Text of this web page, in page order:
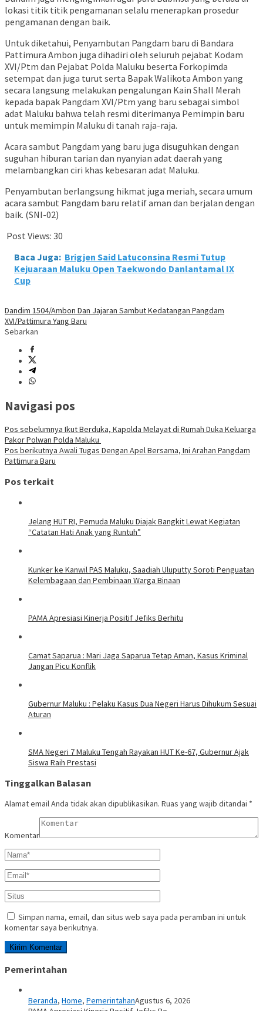
lokasi titik titik pengamanan selalu menerapkan prosedur
pengamanan dengan baik.
Untuk diketahui, Penyambutan Pangdam baru di Bandara
Pattimura Ambon juga dihadiri oleh seluruh pejabat Kodam
XVI/Ptm dan Pejabat Polda Maluku beserta Forkopimda
setempat dan juga turut serta Bapak Walikota Ambon yang
secara langsung melakukan pengalungan Kain Shall Merah
kepada bapak Pangdam XVI/Ptm yang baru sebagai simbol
adat Maluku bahwa telah resmi diterimanya Pemimpin baru
untuk memimpin Maluku di tanah raja-raja.
Acara sambut Pangdam yang baru juga disuguhkan dengan
suguhan hiburan tarian dan nyanyian adat daerah yang
melambangkan ciri khas kebesaran adat Maluku.
Penyambutan berlangsung hikmat juga meriah, secara umum
acara sambut Pangdam baru relatif aman dan berjalan dengan
baik. (SNI-02)
Post Views: 30
Baca Juga: Brigjen Said Latuconsina Resmi Tutup
Kejuaraan Maluku Open Taekwondo Danlantamal IX
Cup
Dandim 1504/Ambon Dan Jajaran Sambut Kedatangan Pangdam
XVI/Pattimura Yang Baru
Sebarkan
Navigasi pos
Pos sebelumnya Ikut Berduka, Kapolda Melayat di Rumah Duka Keluarga
Pakor Polwan Polda Maluku
Pos berikutnya Awali Tugas Dengan Apel Bersama, Ini Arahan Pangdam
Pattimura Baru
Pos terkait
Jelang HUT RI, Pemuda Maluku Diajak Bangkit Lewat Kegiatan
“Catatan Hati Anak yang Runtuh”
Kunker ke Kanwil PAS Maluku, Saadiah Uluputty Soroti Penguatan
Kelembagaan dan Pembinaan Warga Binaan
PAMA Apresiasi Kinerja Positif Jefiks Berhitu
Camat Saparua : Mari Jaga Saparua Tetap Aman, Kasus Kriminal
Jangan Picu Konflik
Gubernur Maluku : Pelaku Kasus Dua Negeri Harus Dihukum Sesuai
Aturan
SMA Negeri 7 Maluku Tengah Rayakan HUT Ke-67, Gubernur Ajak
Siswa Raih Prestasi
Tinggalkan Balasan
Alamat email Anda tidak akan dipublikasikan. Ruas yang wajib ditandai *
Komentar
Simpan nama, email, dan situs web saya pada peramban ini untuk
komentar saya berikutnya.
Pemerintahan
Beranda, Home, PemerintahanAgustus 6, 2026